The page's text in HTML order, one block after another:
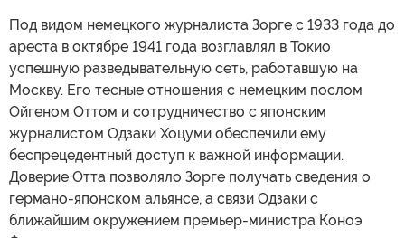
Под видом немецкого журналиста Зорге с 1933 года до
ареста в октябре 1941 года возглавлял в Токио
успешную разведывательную сеть, работавшую на
Москву. Его тесные отношения с немецким послом
Ойгеном Оттом и сотрудничество с японским
журналистом Одзаки Хоцуми обеспечили ему
беспрецедентный доступ к важной информации.
Доверие Отта позволяло Зорге получать сведения о
германо-японском альянсе, а связи Одзаки с
ближайшим окружением премьер-министра Коноэ